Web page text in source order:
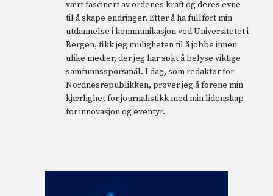
vært fascinert av ordenes kraft og deres evne
til å skape endringer. Etter å ha fullført min
utdannelse i kommunikasjon ved Universitetet i
Bergen, fikk jeg muligheten til å jobbe innen
ulike medier, der jeg har søkt å belyse viktige
samfunnsspørsmål. I dag, som redaktør for
Nordnesrepublikken, prøver jeg å forene min
kjærlighet for journalistikk med min lidenskap
for innovasjon og eventyr.